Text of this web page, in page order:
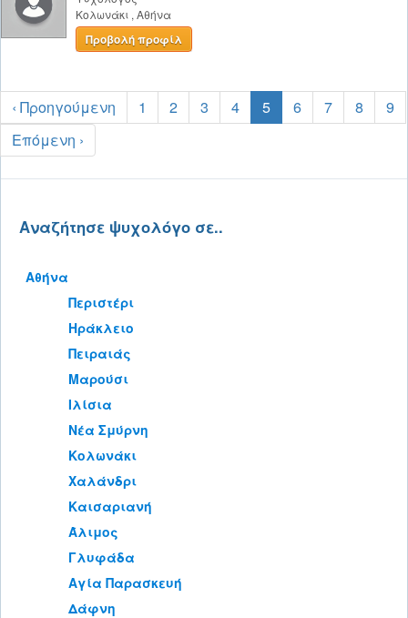
Κολωνάκι , Αθήνα
Προβολή προφίλ
‹ Προηγούμενη 1 2 3 4 5 6 7 8
9
Επόμενη ›
Αναζήτησε ψυχολόγο σε..
Αθήνα
Περιστέρι
Ηράκλειο
Πειραιάς
Μαρούσι
Ιλίσια
Νέα Σμύρνη
Κολωνάκι
Χαλάνδρι
Καισαριανή
Άλιμος
Γλυφάδα
Αγία Παρασκευή
Δάφνη